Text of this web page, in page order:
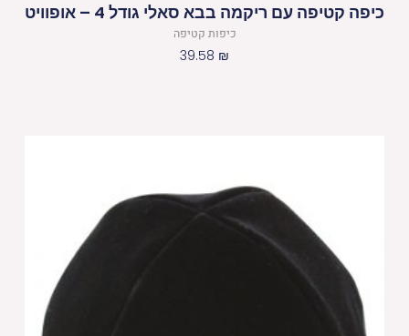
כיפה קטיפה עם ריקמה בבא סאלי גודל 4 – אופוויט
כיפות קטיפה
39.58 ₪